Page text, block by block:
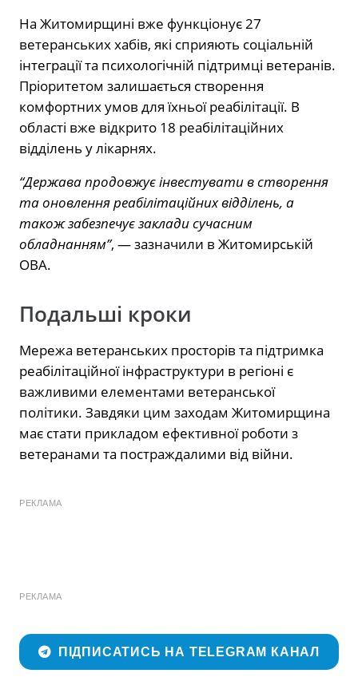
На Житомирщині вже функціонує 27
ветеранських хабів, які сприяють соціальній
інтеграції та психологічній підтримці ветеранів.
Пріоритетом залишається створення
комфортних умов для їхньої реабілітації. В
області вже відкрито 18 реабілітаційних
відділень у лікарнях.
“Держава продовжує інвестувати в створення
та оновлення реабілітаційних відділень, а
також забезпечує заклади сучасним
обладнанням”, — зазначили в Житомирській
ОВА.
Подальші кроки
Мережа ветеранських просторів та підтримка
реабілітаційної інфраструктури в регіоні є
важливими елементами ветеранської
політики. Завдяки цим заходам Житомирщина
має стати прикладом ефективної роботи з
ветеранами та постраждалими від війни.
РЕКЛАМА
РЕКЛАМА
ПІДПИСАТИСЬ НА TELEGRAM КАНАЛ